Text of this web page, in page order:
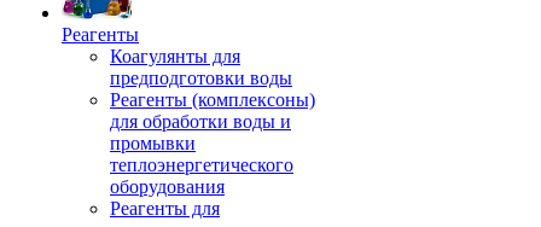
Реагенты
Коагулянты для
предподготовки воды
Реагенты (комплексоны)
для обработки воды и
промывки
теплоэнергетического
оборудования
Реагенты для